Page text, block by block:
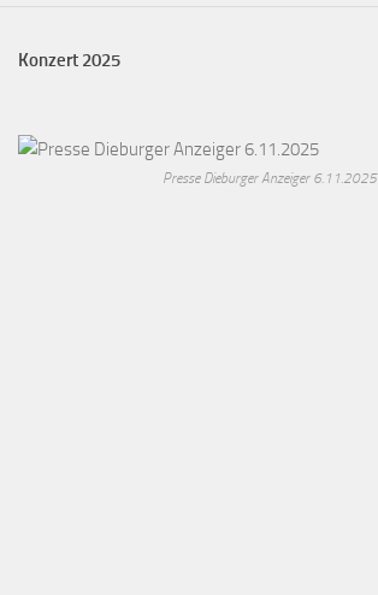
Konzert 2025
Presse Dieburger Anzeiger 6.11.2025